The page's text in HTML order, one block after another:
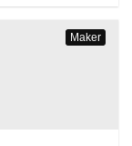
Maker